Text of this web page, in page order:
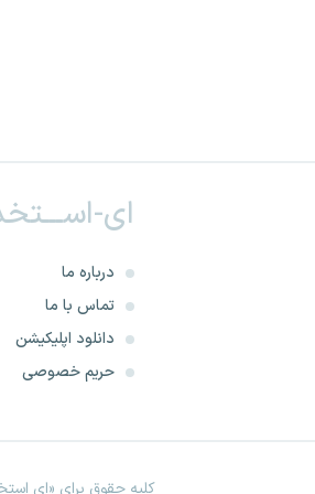
ای-
درباره ما
تماس با ما
دانلود اپلیکیشن
حریم خصوصی
کلیه حقوق برای «ای